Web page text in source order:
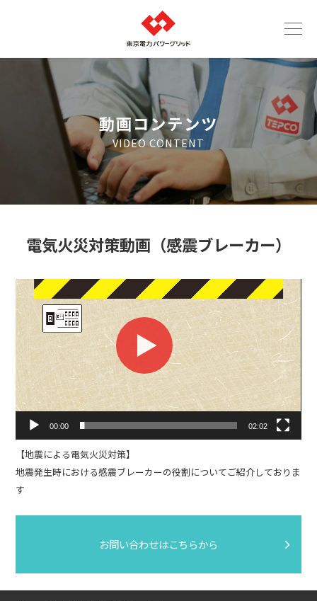
動画コンテンツ
VIDEO CONTENT
電気火災対策動画（感震ブレーカー）
動
画
プ
レ
ー
ヤ
ー
00:00 02:02
【地震による電気火災対策】
地震発生時における感震ブレーカーの役割についてご紹介しておりま
す
お問い合わせはこちらから